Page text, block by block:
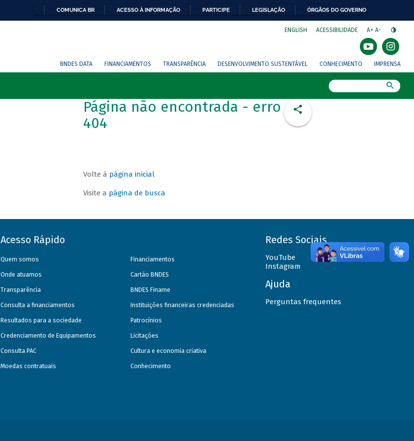
COMUNICA BR ACESSO À INFORMAÇÃO PARTICIPE LEGISLAÇÃO ÓRGÃOS DO GOVERNO
ENGLISH ACESSIBILIDADE A+ A-
BNDES DATA FINANCIAMENTOS TRANSPARÊNCIA DESENVOLVIMENTO SUSTENTÁVEL CONHECIMENTO IMPRENSA
Página não encontrada - erro
404
Volte à página inicial
Visite a página de busca
Acesso Rápido
Quem somos
Onde atuamos
Transparência
Consulta a financiamentos
Resultados para a sociedade
Credenciamento de Equipamentos
Consulta PAC
Moedas contratuais
Financiamentos
Cartão BNDES
BNDES Finame
Instituições financeiras credenciadas
Patrocínios
Licitações
Cultura e economia criativa
Conhecimento
Redes Sociais
YouTube
Instagram
Ajuda
Perguntas frequentes